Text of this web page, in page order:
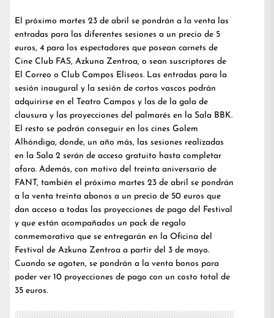
El próximo martes 23 de abril se pondrán a la venta las
entradas para las diferentes sesiones a un precio de 5
euros, 4 para los espectadores que posean carnets de
Cine Club FAS, Azkuna Zentroa, o sean suscriptores de
El Correo o Club Campos Elíseos. Las entradas para la
sesión inaugural y la sesión de cortos vascos podrán
adquirirse en el Teatro Campos y las de la gala de
clausura y las proyecciones del palmarés en la Sala BBK.
El resto se podrán conseguir en los cines Golem
Alhóndiga, donde, un año más, las sesiones realizadas
en la Sala 2 serán de acceso gratuito hasta completar
aforo. Además, con motivo del treinta aniversario de
FANT, también el próximo martes 23 de abril se pondrán
a la venta treinta abonos a un precio de 50 euros que
dan acceso a todas las proyecciones de pago del Festival
y que están acompañados un pack de regalo
conmemorativo que se entregarán en la Oficina del
Festival de Azkuna Zentroa a partir del 3 de mayo.
Cuando se agoten, se pondrán a la venta bonos para
poder ver 10 proyecciones de pago con un costo total de
35 euros.